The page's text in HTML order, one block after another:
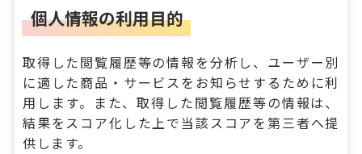
個人情報の利用目的
取得した閲覧履歴等の情報を分析し、ユーザー別
に適した商品・サービスをお知らせするために利
用します。また、取得した閲覧履歴等の情報は、
結果をスコア化した上で当該スコアを第三者へ提
供します。